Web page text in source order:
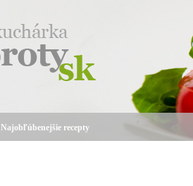
Najobľúbenejšie recepty